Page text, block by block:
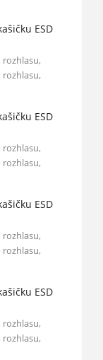
ESD
rozhlasu,
ESD
rozhlasu,
ESD
rozhlasu,
ESD
rozhlasu,